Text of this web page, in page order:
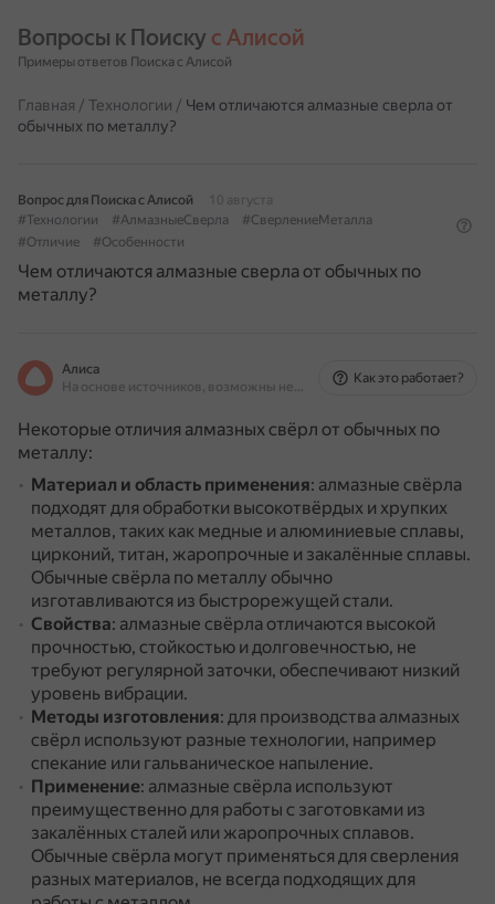
Вопросы к Поиску с Алисой
Примеры ответов Поиска с Алисой
Главная / Технологии / Чем отличаются алмазные сверла от
обычных по металлу?
Вопрос для Поиска с Алисой
10 августа
#Технологии
#АлмазныеСверла
#СверлениеМеталла
#Отличие
#Особенности
Чем отличаются алмазные сверла от обычных по
металлу?
Алиса
На основе источников, возможны неточности
Как это работает?
Некоторые отличия алмазных свёрл от обычных по
металлу:
Материал и область применения: алмазные свёрла
подходят для обработки высокотвёрдых и хрупких
металлов, таких как медные и алюминиевые сплавы,
цирконий, титан, жаропрочные и закалённые сплавы.
Обычные свёрла по металлу обычно
изготавливаются из быстрорежущей стали.
Свойства: алмазные свёрла отличаются высокой
прочностью, стойкостью и долговечностью, не
требуют регулярной заточки, обеспечивают низкий
уровень вибрации.
Методы изготовления: для производства алмазных
свёрл используют разные технологии, например
спекание или гальваническое напыление.
Применение: алмазные свёрла используют
преимущественно для работы с заготовками из
закалённых сталей или жаропрочных сплавов.
Обычные свёрла могут применяться для сверления
разных материалов, не всегда подходящих для